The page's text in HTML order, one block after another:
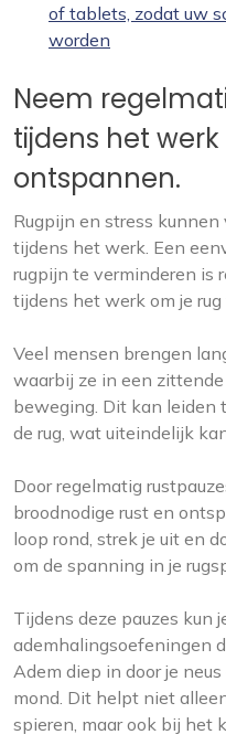
of tablets, zodat uw
worden
Neem
tijdens het
ontspannen.
Rugpijn en stress
tijdens het werk. Een
rugpijn te verminderen is
tijdens het werk om je
Veel mensen brengen
waarbij ze in een
beweging. Dit kan
de rug, wat uiteindelijk
Door regelmatig
broodnodige rust en
loop rond, strek je uit en
om de spanning in je
Tijdens deze pauzes kun
ademhalingsoefeningen
Adem diep in door je
mond. Dit helpt niet
spieren, maar ook bij het